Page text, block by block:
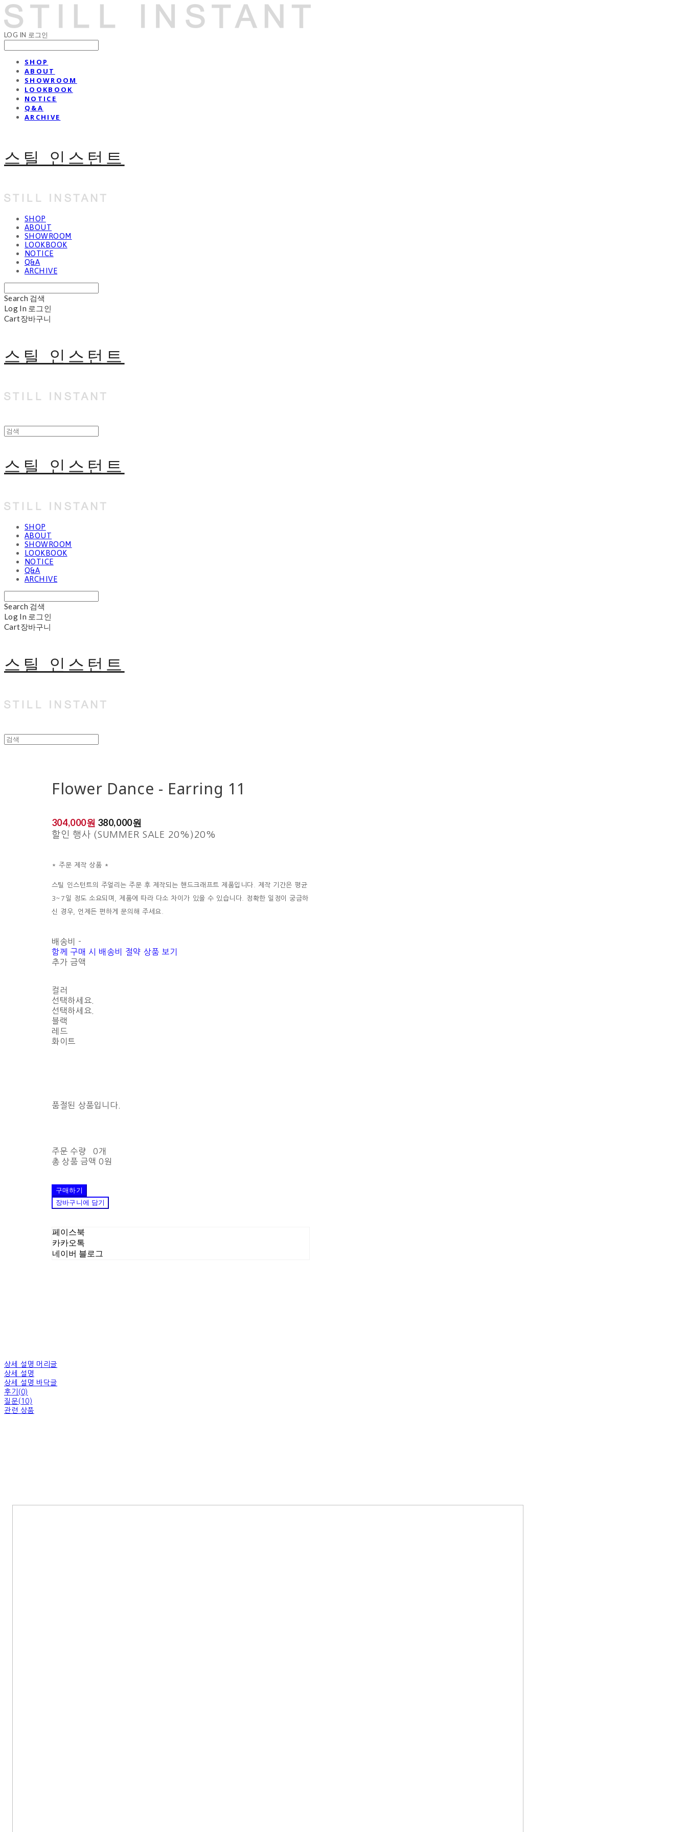
LOG IN 로그인
SHOP
ABOUT
SHOWROOM
LOOKBOOK
NOTICE
Q&A
ARCHIVE
스틸 인스턴트
SHOP
ABOUT
SHOWROOM
LOOKBOOK
NOTICE
Q&A
ARCHIVE
Search 검색
Log In 로그인
Cart장바구니
스틸 인스턴트
스틸 인스턴트
SHOP
ABOUT
SHOWROOM
LOOKBOOK
NOTICE
Q&A
ARCHIVE
Search 검색
Log In 로그인
Cart장바구니
스틸 인스턴트
Flower Dance - Earring 11
304,000원 380,000원
할인 행사 (SUMMER SALE 20%) 20%
* 주문 제작 상품 *
스틸 인스턴트의 주얼리는 주문 후 제작되는 핸드크래프트 제품입니다. 제작 기간은 평균
3~7일 정도 소요되며, 제품에 따라 다소 차이가 있을 수 있습니다. 정확한 일정이 궁금하
신 경우, 언제든 편하게 문의해 주세요.
배송비 -
함께 구매 시 배송비 절약 상품 보기
추가 금액
컬러
선택하세요.
선택하세요.
블랙
레드
화이트
품절된 상품입니다.
주문 수량
0개
총 상품 금액 0원
구매하기
장바구니에 담기
페이스북
카카오톡
네이버 블로그
상세 설명 머리글
상세 설명
상세 설명 바닥글
후기(0)
질문(10)
관련 상품